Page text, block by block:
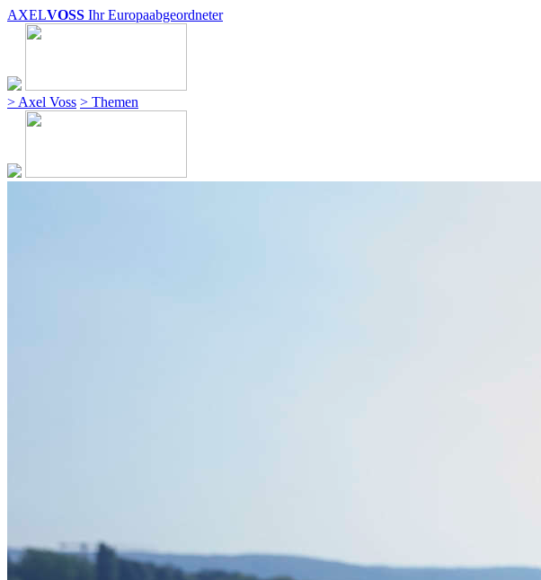
AXELVOSS Ihr Europaabgeordneter
> Axel Voss > Themen